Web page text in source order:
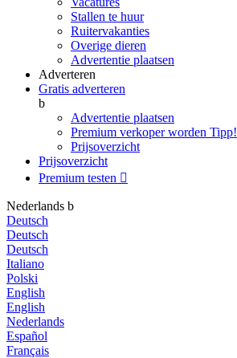
Stallen te huur
Ruitervakanties
Overige dieren
Advertentie plaatsen
Adverteren
Gratis adverteren
b
Advertentie plaatsen
Premium verkoper worden Tipp!
Prijsoverzicht
Prijsoverzicht
Premium testen 
Nederlands b
Deutsch
Deutsch
Deutsch
Italiano
Polski
English
English
Nederlands
Español
Français